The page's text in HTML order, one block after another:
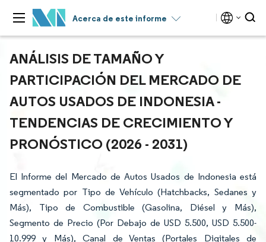
Acerca de este informe
ANÁLISIS DE TAMAÑO Y
PARTICIPACIÓN DEL MERCADO DE
AUTOS USADOS DE INDONESIA -
TENDENCIAS DE CRECIMIENTO Y
PRONÓSTICO (2026 - 2031)
El Informe del Mercado de Autos Usados de Indonesia está
segmentado por Tipo de Vehículo (Hatchbacks, Sedanes y
Más), Tipo de Combustible (Gasolina, Diésel y Más),
Segmento de Precio (Por Debajo de USD 5.500, USD 5.500-
10.999 y Más), Canal de Ventas (Portales Digitales de